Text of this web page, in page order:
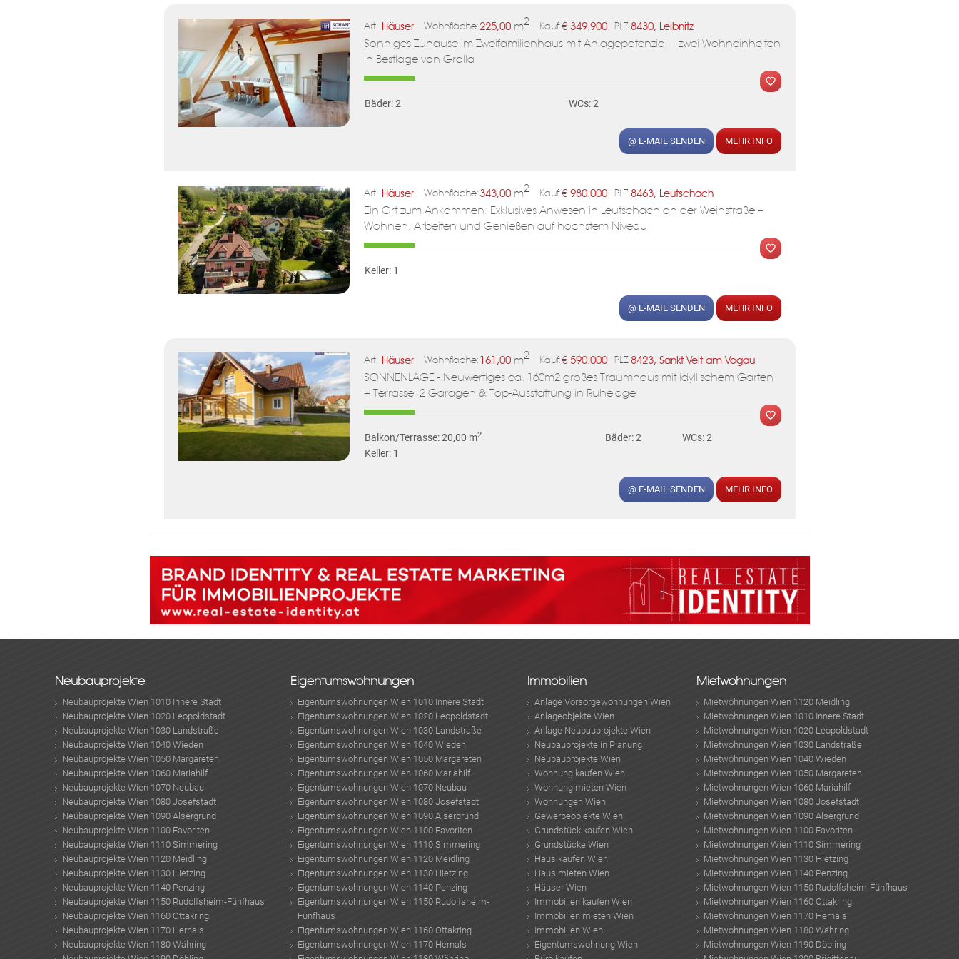
Art: Häuser Wohnfläche:225,00 m2 Kauf:€ 349.900 PLZ:8430, Leibnitz
Sonniges Zuhause im Zweifamilienhaus mit Anlagepotenzial – zwei Wohneinheiten
in Bestlage von Gralla
MER
Bäder: 2 WCs: 2
@ E-MAIL SENDEN MEHR INFO
Art: Häuser Wohnfläche:343,00 m2 Kauf:€ 980.000 PLZ:8463, Leutschach
Ein Ort zum Ankommen: Exklusives Anwesen in Leutschach an der Weinstraße –
Wohnen, Arbeiten und Genießen auf höchstem Niveau
MER
Keller: 1
@ E-MAIL SENDEN MEHR INFO
Art: Häuser Wohnfläche: 161,00 m2 Kauf:€ 590.000 PLZ:8423, Sankt Veit am Vogau
SONNENLAGE - Neuwertiges ca. 160m2 großes Traumhaus mit idyllischem Garten
+ Terrasse, 2 Garagen & Top-Ausstattung in Ruhelage
MER
Balkon/Terrasse: 20,00 m2 Bäder: 2
WCs: 2
Keller: 1
@ E-MAIL SENDEN MEHR INFO
Neubauprojekte
Neubauprojekte Wien 1010 Innere Stadt
Neubauprojekte Wien 1020 Leopoldstadt
Neubauprojekte Wien 1030 Landstraße
Neubauprojekte Wien 1040 Wieden
Neubauprojekte Wien 1050 Margareten
Neubauprojekte Wien 1060 Mariahilf
Neubauprojekte Wien 1070 Neubau
Neubauprojekte Wien 1080 Josefstadt
Neubauprojekte Wien 1090 Alsergrund
Neubauprojekte Wien 1100 Favoriten
Neubauprojekte Wien 1110 Simmering
Neubauprojekte Wien 1120 Meidling
Neubauprojekte Wien 1130 Hietzing
Neubauprojekte Wien 1140 Penzing
Neubauprojekte Wien 1150 Rudolfsheim-Fünfhaus
Neubauprojekte Wien 1160 Ottakring
Neubauprojekte Wien 1170 Hernals
Neubauprojekte Wien 1180 Währing
Eigentumswohnungen
Eigentumswohnungen Wien 1010 Innere Stadt
Eigentumswohnungen Wien 1020 Leopoldstadt
Eigentumswohnungen Wien 1030 Landstraße
Eigentumswohnungen Wien 1040 Wieden
Eigentumswohnungen Wien 1050 Margareten
Eigentumswohnungen Wien 1060 Mariahilf
Eigentumswohnungen Wien 1070 Neubau
Eigentumswohnungen Wien 1080 Josefstadt
Eigentumswohnungen Wien 1090 Alsergrund
Eigentumswohnungen Wien 1100 Favoriten
Eigentumswohnungen Wien 1110 Simmering
Eigentumswohnungen Wien 1120 Meidling
Eigentumswohnungen Wien 1130 Hietzing
Eigentumswohnungen Wien 1140 Penzing
Eigentumswohnungen Wien 1150 Rudolfsheim-
Fünfhaus
Eigentumswohnungen Wien 1160 Ottakring
Eigentumswohnungen Wien 1170 Hernals
Immobilien
Anlage Vorsorgewohnungen Wien
Anlageobjekte Wien
Anlage Neubauprojekte Wien
Neubauprojekte in Planung
Neubauprojekte Wien
Wohnung kaufen Wien
Wohnung mieten Wien
Wohnungen Wien
Gewerbeobjekte Wien
Grundstück kaufen Wien
Grundstücke Wien
Haus kaufen Wien
Haus mieten Wien
Häuser Wien
Immobilien kaufen Wien
Immobilien mieten Wien
Immobilien Wien
Eigentumswohnung Wien
Mietwohnungen
Mietwohnungen Wien 1120 Meidling
Mietwohnungen Wien 1010 Innere Stadt
Mietwohnungen Wien 1020 Leopoldstadt
Mietwohnungen Wien 1030 Landstraße
Mietwohnungen Wien 1040 Wieden
Mietwohnungen Wien 1050 Margareten
Mietwohnungen Wien 1060 Mariahilf
Mietwohnungen Wien 1080 Josefstadt
Mietwohnungen Wien 1090 Alsergrund
Mietwohnungen Wien 1100 Favoriten
Mietwohnungen Wien 1110 Simmering
Mietwohnungen Wien 1130 Hietzing
Mietwohnungen Wien 1140 Penzing
Mietwohnungen Wien 1150 Rudolfsheim-Fünfhaus
Mietwohnungen Wien 1160 Ottakring
Mietwohnungen Wien 1170 Hernals
Mietwohnungen Wien 1180 Währing
Mietwohnungen Wien 1190 Döbling